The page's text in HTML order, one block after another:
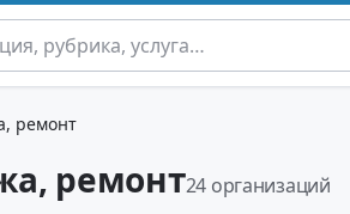
ремонт
ремонт24 организаций